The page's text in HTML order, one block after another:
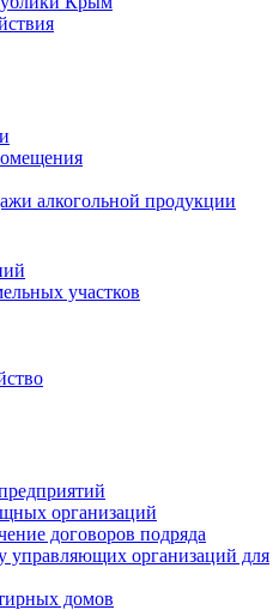
алкогольной продукции
участков
организаций
договоров подряда
управляющих организаций для
домов